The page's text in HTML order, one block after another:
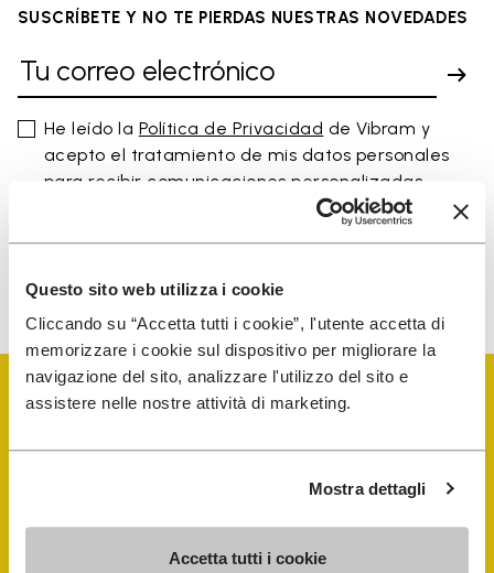
Questo sito web utilizza i cookie
Cliccando su “Accetta tutti i cookie”, l'utente accetta di
memorizzare i cookie sul dispositivo per migliorare la
navigazione del sito, analizzare l'utilizzo del sito e
assistere nelle nostre attività di marketing.
Mostra dettagli
Accetta tutti i cookie
SUSCRÍBETE Y NO TE PIERDAS NUESTRAS NOVEDADES
He leído la Política de Privacidad de Vibram y
acepto el tratamiento de mis datos personales
para recibir comunicaciones personalizadas
cualquier momento.
FiveFingers Guía